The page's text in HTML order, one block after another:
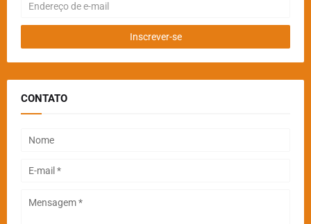
CONTATO